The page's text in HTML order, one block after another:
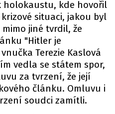
holokaustu, kde hovořil
situaci, jakou byl
jiné tvrdil, že
"Hitler je
Terezie Kaslová
vedla se státem spor,
za tvrzení, že její
článku. Omluvu i
soudci zamítli.